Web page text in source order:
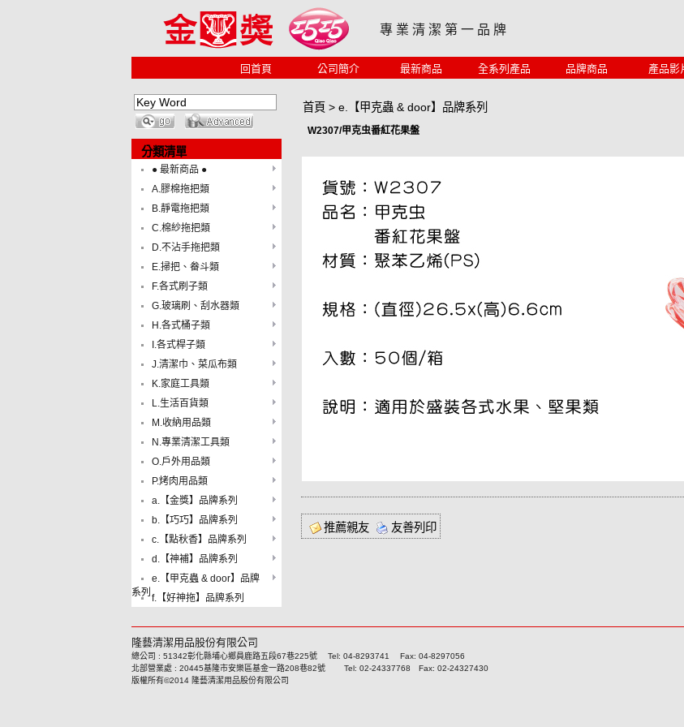
專 業 清 潔 第 一 品 牌
回首頁 公司簡介 最新商品 全系列產品 品牌商品 產品影
分類清單
● 最新商品 ●
A.膠棉拖把類
B.靜電拖把類
C.棉紗拖把類
D.不沾手拖把類
E.掃把、畚斗類
F.各式刷子類
G.玻璃刷、刮水器類
H.各式桶子類
I.各式桿子類
J.清潔巾、菜瓜布類
K.家庭工具類
L.生活百貨類
M.收納用品類
N.專業清潔工具類
O.戶外用品類
P.烤肉用品類
a.【金獎】品牌系列
b.【巧巧】品牌系列
c.【點秋香】品牌系列
d.【神補】品牌系列
e.【甲克蟲 & door】品牌
系列 f.【好神拖】品牌系列
首頁 > e.【甲克蟲 & door】品牌系列
W2307/甲克虫番紅花果盤
推薦親友 友善列印
隆藝清潔用品股份有限公司
總公司 : 51342彰化縣埔心鄉員鹿路五段67巷225號 Tel: 04-8293741 Fax: 04-8297056
北部營業處 : 20445基隆市安樂區基金一路208巷82號 Tel: 02-24337768 Fax: 02-24327430
版權所有©2014 隆藝清潔用品股份有限公司